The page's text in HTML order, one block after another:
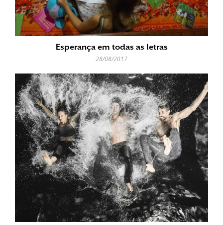
Esperança em todas as letras
28/08/2017